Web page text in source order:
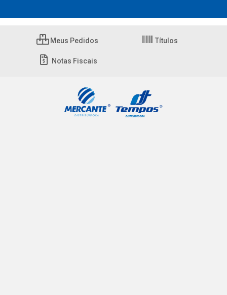
Meus Pedidos Títulos
Notas Fiscais